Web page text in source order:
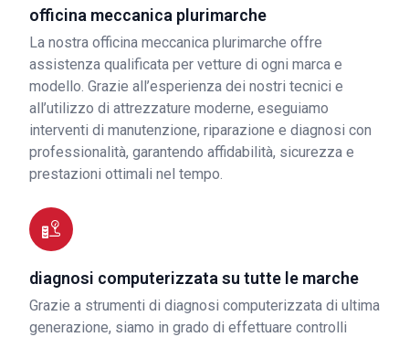
officina meccanica plurimarche
La nostra officina meccanica plurimarche offre
assistenza qualificata per vetture di ogni marca e
modello. Grazie all’esperienza dei nostri tecnici e
all’utilizzo di attrezzature moderne, eseguiamo
interventi di manutenzione, riparazione e diagnosi con
professionalità, garantendo affidabilità, sicurezza e
prestazioni ottimali nel tempo.
diagnosi computerizzata su tutte le marche
Grazie a strumenti di diagnosi computerizzata di ultima
generazione, siamo in grado di effettuare controlli